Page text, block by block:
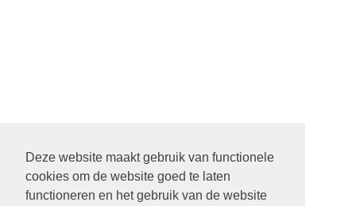
Deze website maakt gebruik van functionele
cookies om de website goed te laten
functioneren en het gebruik van de website
22 SEPTEMBER STARTDIENST MET ALLE PASTORES. 9.30